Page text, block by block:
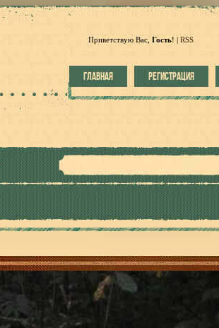
Приветствую Вас, Гость! RSS
ГЛАВНАЯ РЕГИСТРАЦИЯ